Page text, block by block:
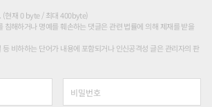
(현재 0 byte / 최대 400byte)
침해하거나 명예를 훼손하는 댓글은 관련 법률에 의해 제재를 받을
비하하는 단어가 내용에 포함되거나 인신공격성 글은 관리자의 판